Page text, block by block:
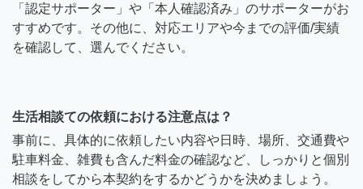
「認定サポーター」や「本人確認済み」のサポーターがお
すすめです。その他に、対応エリアや今までの評価/実績
を確認して、選んでください。
生活相談ての依頼における注意点は？
事前に、具体的に依頼したい内容や日時、場所、交通費や
駐車料金、雑費も含んだ料金の確認など、しっかりと個別
相談をしてから本契約をするかどうかを決めましょう。